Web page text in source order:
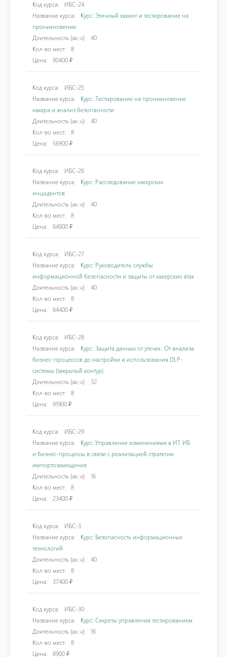
Код курса:
ИБС-24
Название курса:
Курс: Этичный хакинг и тестирование на
проникновение
Длительность (ак.ч):
40
Кол-во мест:
8
Цена:
90400 ₽
Код курса:
ИБС-25
Название курса:
Курс: Тестирование на проникновение
хакера и анализ безопасности
Длительность (ак.ч):
40
Кол-во мест:
8
Цена:
56900 ₽
Код курса:
ИБС-26
Название курса:
Курс: Расследование хакерских
инцидентов
Длительность (ак.ч):
40
Кол-во мест:
8
Цена:
64900 ₽
Код курса:
ИБС-27
Название курса:
Курс: Руководитель службы
информационной безопасности и защиты от хакерских атак
Длительность (ак.ч):
40
Кол-во мест:
8
Цена:
64400 ₽
Код курса:
ИБС-28
Название курса:
Курс: Защита данных от утечек. От анализа
бизнес-процессов до настройки и использования DLP-
системы (закрытый контур)
Длительность (ак.ч):
32
Кол-во мест:
8
Цена:
91900 ₽
Код курса:
ИБС-29
Название курса:
Курс: Управление изменениями в ИТ. ИБ
и бизнес-процессы в связи с реализацией стратегии
импортозамещения
Длительность (ак.ч):
16
Кол-во мест:
8
Цена:
23400 ₽
Код курса:
ИБС-3
Название курса:
Курс: Безопасность информационных
технологий
Длительность (ак.ч):
40
Кол-во мест:
8
Цена:
37400 ₽
Код курса:
ИБС-30
Название курса:
Курс: Секреты управления тестированием
Длительность (ак.ч):
16
Кол-во мест:
8
Цена:
8900 ₽